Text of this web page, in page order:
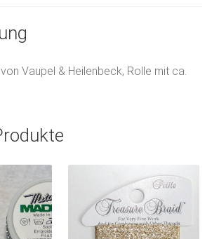
Vaupel & Heilenbeck, Rolle mit ca.